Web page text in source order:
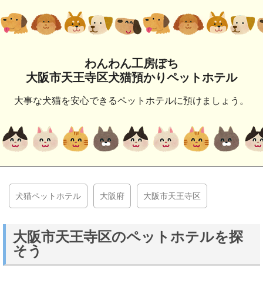
わんわん工房ぽち
大阪市天王寺区犬猫預かりペットホテル
大事な犬猫を安心できるペットホテルに預けましょう。
犬猫ペットホテル 大阪府 大阪市天王寺区
大阪市天王寺区のペットホテルを探
そう